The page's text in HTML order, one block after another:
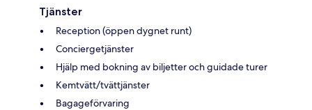
Tjänster
Reception (öppen dygnet runt)
Conciergetjänster
Hjälp med bokning av biljetter och guidade turer
Kemtvätt/tvättjänster
Bagageförvaring